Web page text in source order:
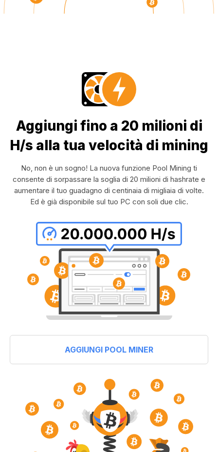
Aggiungi fino a 20 milioni di
H/s alla tua velocità di mining
No, non è un sogno! La nuova funzione Pool Mining ti
consente di sorpassare la soglia di 20 milioni di hashrate e
aumentare il tuo guadagno di centinaia di migliaia di volte.
Ed è già disponibile sul tuo PC con soli due clic.
AGGIUNGI POOL MINER